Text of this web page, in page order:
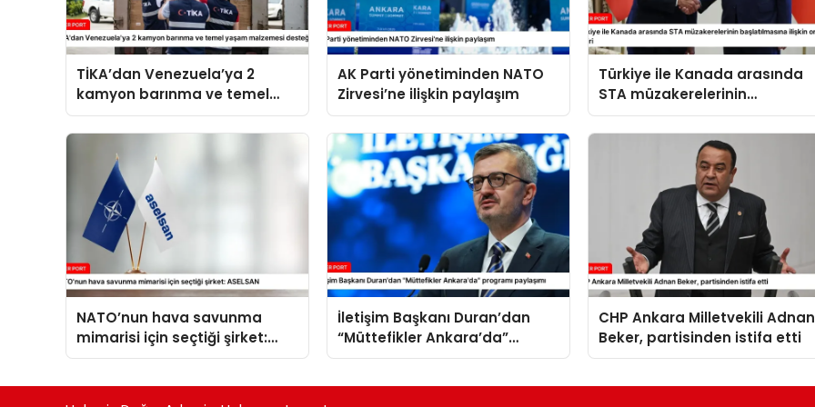
TİKA’dan Venezuela’ya 2
kamyon barınma ve temel
yaşam malzemesi desteği
AK Parti yönetiminden NATO
Zirvesi’ne ilişkin paylaşım
Türkiye ile Kanada arasında
STA müzakerelerinin
başlatılmasına ilişkin ortak
bildiri
NATO’nun hava savunma
mimarisi için seçtiği şirket:
ASELSAN
İletişim Başkanı Duran’dan
“Müttefikler Ankara’da”
programı paylaşımı
CHP Ankara Milletvekili Adnan
Beker, partisinden istifa etti